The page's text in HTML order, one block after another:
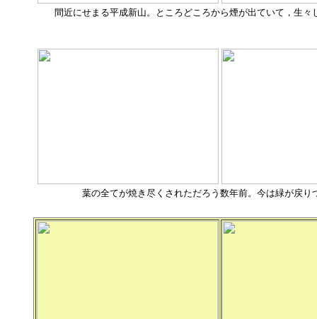
間近にせまる平成新山。ところどころから煙が出ていて，生々
葉の全てが焼き尽くされただろう数年前。今は緑が戻り